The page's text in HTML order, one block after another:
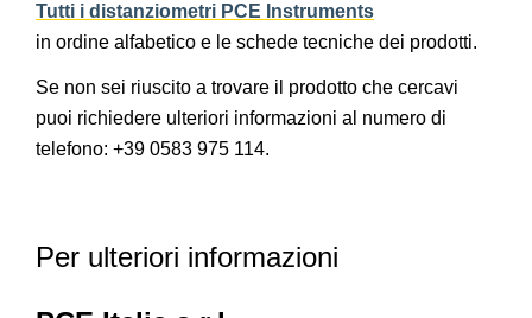
Tutti i distanziometri PCE Instruments
in ordine alfabetico e le schede tecniche dei prodotti.
Se non sei riuscito a trovare il prodotto che cercavi
puoi richiedere ulteriori informazioni al numero di
telefono: +39 0583 975 114.
Per ulteriori informazioni